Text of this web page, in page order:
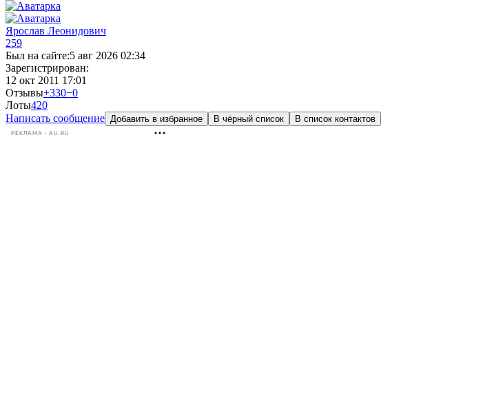
Ярослав Леонидович
259
Был на сайте:5 авг 2026 02:34
Зарегистрирован:
12 окт 2011 17:01
Отзывы+330−0
Лоты420
Написать сообщение Добавить в избранное В чёрный список В список контактов
РЕКЛАМА • AU.RU